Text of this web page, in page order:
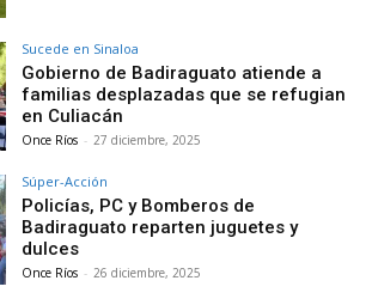
Sucede en Sinaloa
Gobierno de Badiraguato atiende a
familias desplazadas que se refugian
en Culiacán
Once Ríos - 27 diciembre, 2025
Súper-Acción
Policías, PC y Bomberos de
Badiraguato reparten juguetes y
dulces
Once Ríos - 26 diciembre, 2025